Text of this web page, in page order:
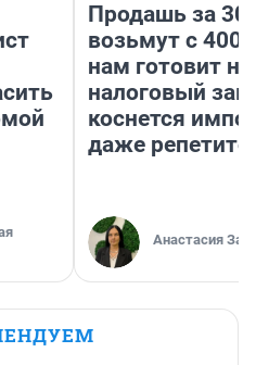
Продашь за
возьмут с
нам готовит
налоговый
коснется
даже
Анастасия